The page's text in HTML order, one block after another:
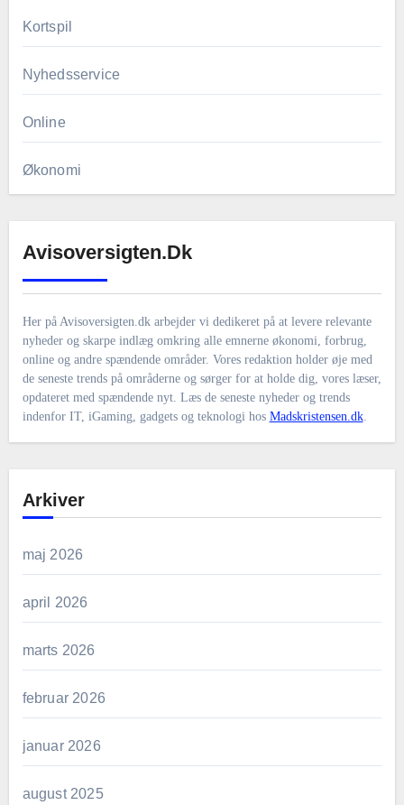
Kortspil
Nyhedsservice
Online
Økonomi
Avisoversigten.dk
Her på Avisoversigten.dk arbejder vi dedikeret på at levere relevante
nyheder og skarpe indlæg omkring alle emnerne økonomi, forbrug,
online og andre spændende områder. Vores redaktion holder øje med
de seneste trends på områderne og sørger for at holde dig, vores læser,
opdateret med spændende nyt. Læs de seneste nyheder og trends
indenfor IT, iGaming, gadgets og teknologi hos Madskristensen.dk.
Arkiver
maj 2026
april 2026
marts 2026
februar 2026
januar 2026
august 2025